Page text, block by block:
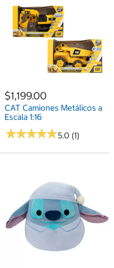
$1,199.00
CAT Camiones Metálicos a
Escala 1:16
★★★★★
★★★★★5.0 (1)